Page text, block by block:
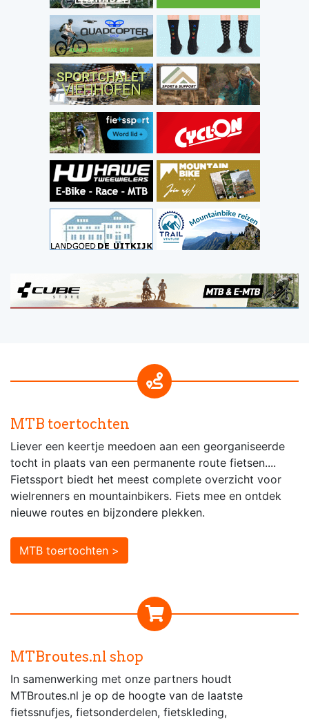
MTB toertochten
Liever een keertje meedoen aan een georganiseerde
tocht in plaats van een permanente route fietsen....
Fietssport biedt het meest complete overzicht voor
wielrenners en mountainbikers. Fiets mee en ontdek
nieuwe routes en bijzondere plekken.
MTB toertochten >
MTBroutes.nl shop
In samenwerking met onze partners houdt
MTBroutes.nl je op de hoogte van de laatste
fietssnufjes, fietsonderdelen, fietskleding,